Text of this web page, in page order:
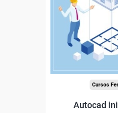
Sin requisitos de
Compra
Cursos
Autocad